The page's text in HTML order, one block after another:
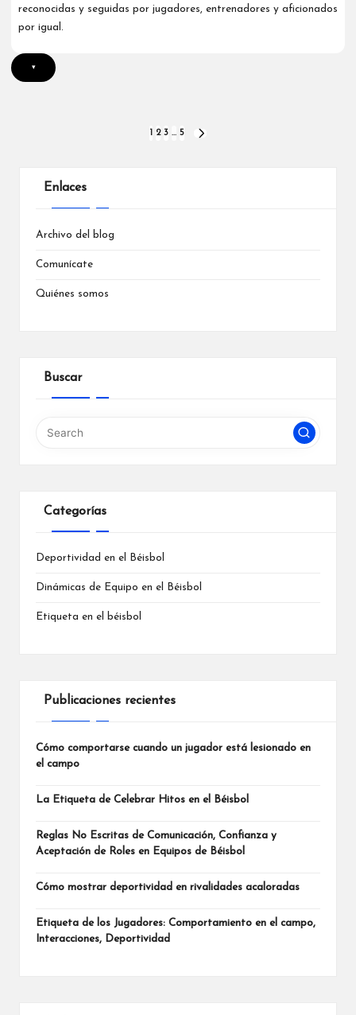
reconocidas y seguidas por jugadores, entrenadores y aficionados
por igual.
▾
2 3 … 5
Enlaces
Archivo del blog
Comunícate
Quiénes somos
Buscar
Categorías
Deportividad en el Béisbol
Dinámicas de Equipo en el Béisbol
Etiqueta en el béisbol
Publicaciones recientes
Cómo comportarse cuando un jugador está lesionado en
el campo
La Etiqueta de Celebrar Hitos en el Béisbol
Reglas No Escritas de Comunicación, Confianza y
Aceptación de Roles en Equipos de Béisbol
Cómo mostrar deportividad en rivalidades acaloradas
Etiqueta de los Jugadores: Comportamiento en el campo,
Interacciones, Deportividad